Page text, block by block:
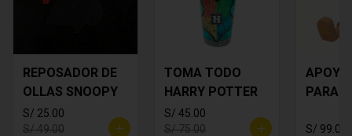
REPOSADOR DE
OLLAS SNOOPY
S/ 25.00
S/ 49.00
TOMA TODO
HARRY POTTER
S/ 45.00
S/ 75.00
PARA
S/ 99.00